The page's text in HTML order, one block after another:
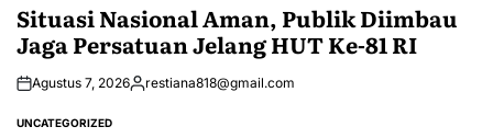
IN
Situasi Nasional Aman, Publik Diimbau
Jaga Persatuan Jelang HUT Ke-81 RI
Agustus 7, 2026Posted
restiana818@gmail.com
POSTED
UNCATEGORIZED